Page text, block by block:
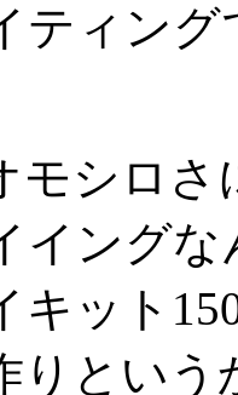
ティン
シロさ
イング
キット
りという